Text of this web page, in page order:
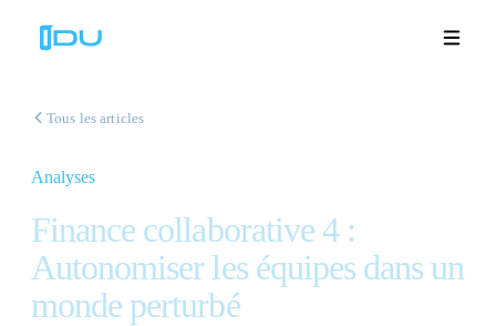
Solutions
Plateforme
Succès mondial
Tous les articles
Analyses
Finance collaborative 4 :
Autonomiser les équipes dans un
monde perturbé